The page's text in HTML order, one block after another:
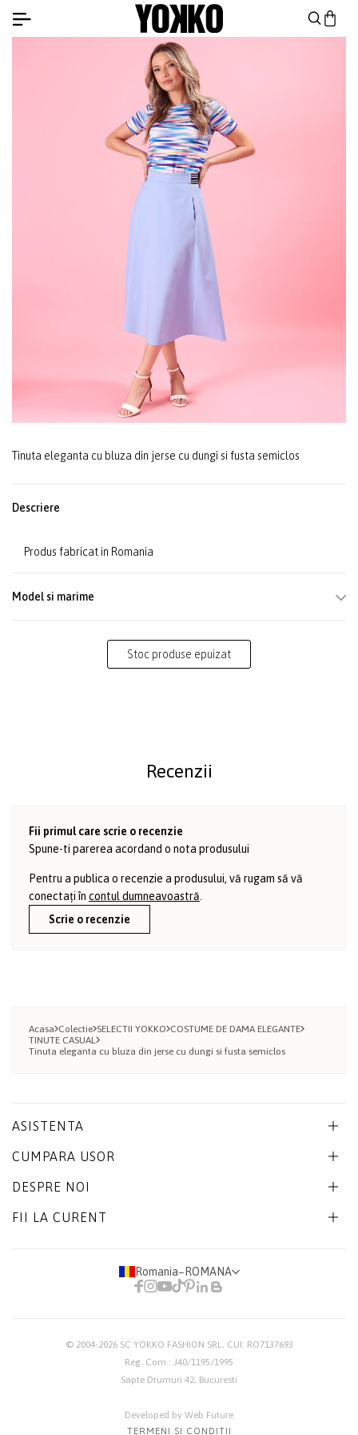
Tinuta eleganta cu bluza din jerse cu dungi si fusta semiclos
Descriere
Produs fabricat in Romania
Model si marime
Stoc produse epuizat
Recenzii
Fii primul care scrie o recenzie
Spune-ti parerea acordand o nota produsului
Pentru a publica o recenzie a produsului, vă rugam să vă
conectați în contul dumneavoastră.
Scrie o recenzie
Acasa Colectie SELECTII YOKKO COSTUME DE DAMA ELEGANTE
TINUTE CASUAL
Tinuta eleganta cu bluza din jerse cu dungi si fusta semiclos
ASISTENTA
CUMPARA USOR
DESPRE NOI
FII LA CURENT
Romania− ROMANA
© 2004-2026 SC YOKKO FASHION SRL, CUI: RO7137693
Reg. Com.: J40/1195/1995
Sapte Drumuri 42, Bucuresti
Developed by Web Future
TERMENI SI CONDITII